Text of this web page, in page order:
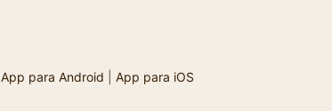
App para Android App para iOS